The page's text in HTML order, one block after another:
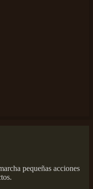
pequeñas acciones